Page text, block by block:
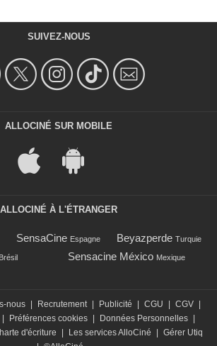
SUIVEZ-NOUS
ALLOCINÉ SUR MOBILE
ALLOCINÉ À L'ÉTRANGER
SensaCine Espagne Beyazperde Turquie
Brésil Sensacine México Mexique
nous Recrutement Publicité CGU CGV
Préférences cookies Données Personnelles
d'écriture Les services AlloCiné
Gérer Utiq